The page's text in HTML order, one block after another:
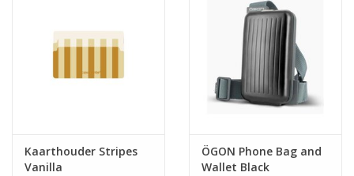
Kaarthouder Stripes
Vanilla
ÖGON Phone Bag and
Wallet Black